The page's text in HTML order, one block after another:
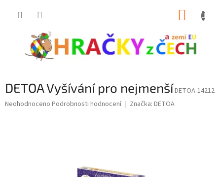
DETOA Vyšívání pro nejmenšíDETOA-14212
Průměrné
Neohodnoceno Podrobnosti hodnocení Značka: DETOA